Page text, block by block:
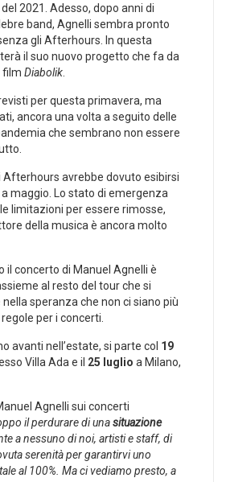
2021. Adesso, dopo anni di
band, Agnelli sembra pronto
gli Afterhours. In questa
il suo nuovo progetto che fa da
film Diabolik.
per questa primavera, ma
ancora una volta a seguito delle
che sembrano non essere
Afterhours avrebbe dovuto esibirsi
a maggio. Lo stato di emergenza
limitazioni per essere rimosse,
della musica è ancora molto
il concerto di Manuel Agnelli è
al resto del tour che si
speranza che non ci siano più
per i concerti.
avanti nell’estate, si parte col 19
Villa Ada e il 25 luglio a Milano,
Agnelli sui concerti
il perdurare di unasituazione
a nessuno di noi, artisti e staff, di
serenità per garantirvi uno
al 100%. Ma ci vediamo presto, a